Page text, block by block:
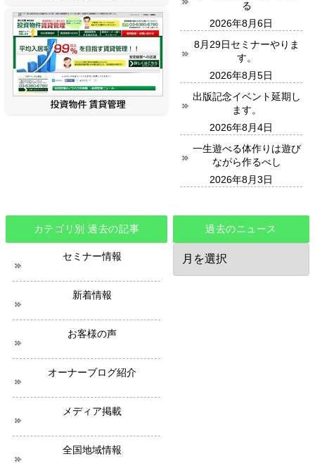
る
2026年8月6日
8月29日セミナーやりま
す。
2026年8月5日
出版記念イベント延期し
ます。
2026年8月4日
一生遊べる体作りは遊び
ながら作るべし
2026年8月3日
カテゴリ別 過去の記事
セミナー情報
新着情報
お客様の声
オーナーブログ紹介
メディア掲載
全国地域情報
過去のニュース
過
の